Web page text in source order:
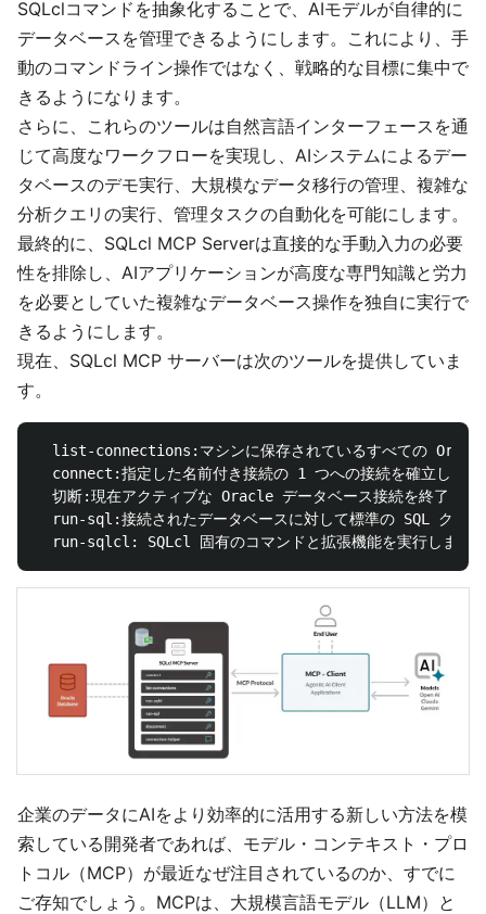
SQLclコマンドを抽象化することで、AIモデルが自律的に
データベースを管理できるようにします。これにより、手
動のコマンドライン操作ではなく、戦略的な目標に集中で
きるようになります。
さらに、これらのツールは自然言語インターフェースを通
じて高度なワークフローを実現し、AIシステムによるデー
タベースのデモ実行、大規模なデータ移行の管理、複雑な
分析クエリの実行、管理タスクの自動化を可能にします。
最終的に、SQLcl MCP Serverは直接的な手動入力の必要
性を排除し、AIアプリケーションが高度な専門知識と労力
を必要としていた複雑なデータベース操作を独自に実行で
きるようにします。
現在、SQLcl MCP サーバーは次のツールを提供していま
す。
list-connections:マシンに保存されているすべての
connect:指定した名前付き接続の 1 つへの接続を確立します
切断:現在アクティブな Oracle データベース接続を終了しま
run-sql:接続されたデータベースに対して標準の SQL クエ
企業のデータにAIをより効率的に活用する新しい方法を模
索している開発者であれば、モデル・コンテキスト・プロ
トコル（MCP）が最近なぜ注目されているのか、すでに
ご存知でしょう。MCPは、大規模言語モデル（LLM）と